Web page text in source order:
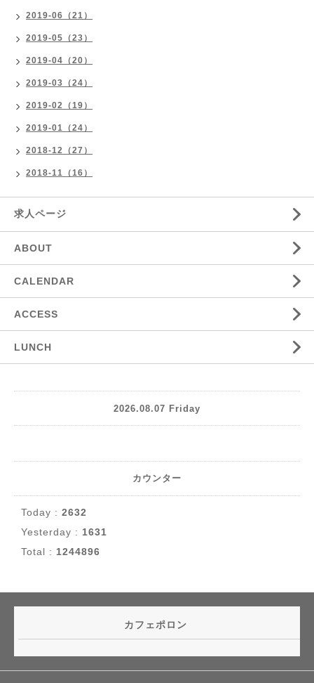
2019-06（21）
2019-05（23）
2019-04（20）
2019-03（24）
2019-02（19）
2019-01（24）
2018-12（27）
2018-11（16）
求人ページ
ABOUT
CALENDAR
ACCESS
LUNCH
2026.08.07 Friday
カウンター
Today : 2632
Yesterday : 1631
Total : 1244896
カフェポロン